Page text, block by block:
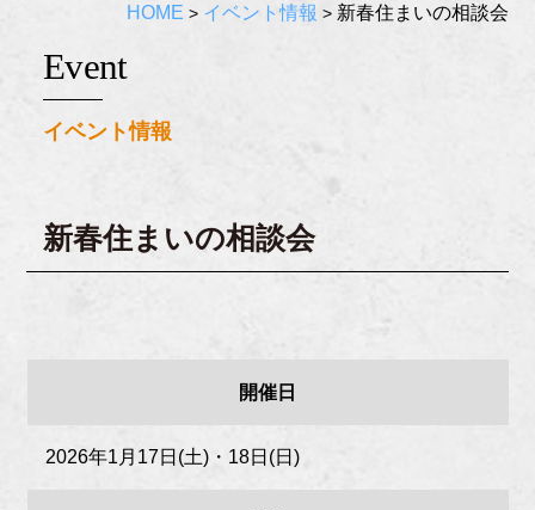
HOME > イベント情報 > 新春住まいの相談会
event
イベント情報
新春住まいの相談会
開催日
2026年1月17日(土)・18日(日)